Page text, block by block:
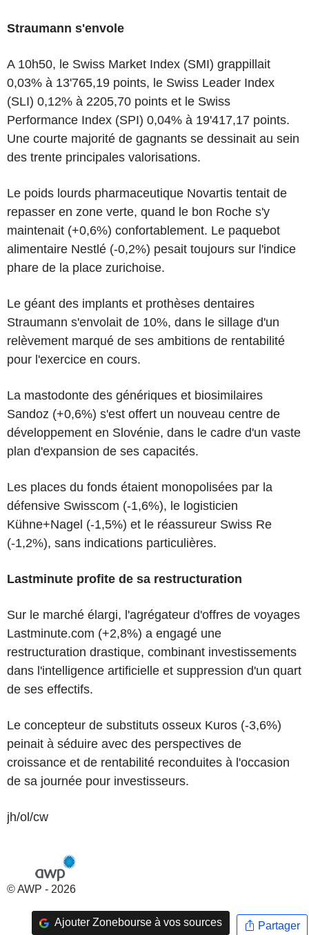
Straumann s'envole
A 10h50, le Swiss Market Index (SMI) grappillait
0,03% à 13'765,19 points, le Swiss Leader Index
(SLI) 0,12% à 2205,70 points et le Swiss
Performance Index (SPI) 0,04% à 19'417,17 points.
Une courte majorité de gagnants se dessinait au sein
des trente principales valorisations.
Le poids lourds pharmaceutique Novartis tentait de
repasser en zone verte, quand le bon Roche s'y
maintenait (+0,6%) confortablement. Le paquebot
alimentaire Nestlé (-0,2%) pesait toujours sur l'indice
phare de la place zurichoise.
Le géant des implants et prothèses dentaires
Straumann s'envolait de 10%, dans le sillage d'un
relèvement marqué de ses ambitions de rentabilité
pour l'exercice en cours.
La mastodonte des génériques et biosimilaires
Sandoz (+0,6%) s'est offert un nouveau centre de
développement en Slovénie, dans le cadre d'un vaste
plan d'expansion de ses capacités.
Les places du fonds étaient monopolisées par la
défensive Swisscom (-1,6%), le logisticien
Kühne+Nagel (-1,5%) et le réassureur Swiss Re
(-1,2%), sans indications particulières.
Lastminute profite de sa restructuration
Sur le marché élargi, l'agrégateur d'offres de voyages
Lastminute.com (+2,8%) a engagé une
restructuration drastique, combinant investissements
dans l'intelligence artificielle et suppression d'un quart
de ses effectifs.
Le concepteur de substituts osseux Kuros (-3,6%)
peinait à séduire avec des perspectives de
croissance et de rentabilité reconduites à l'occasion
de sa journée pour investisseurs.
jh/ol/cw
© AWP - 2026
Ajouter Zonebourse à vos sources Partager